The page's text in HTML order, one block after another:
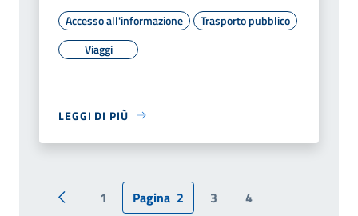
Accesso all'informazione
Trasporto pubblico
Viaggi
LEGGI DI PIÙ
Pagina precedente
1 Pagina 2 3
4